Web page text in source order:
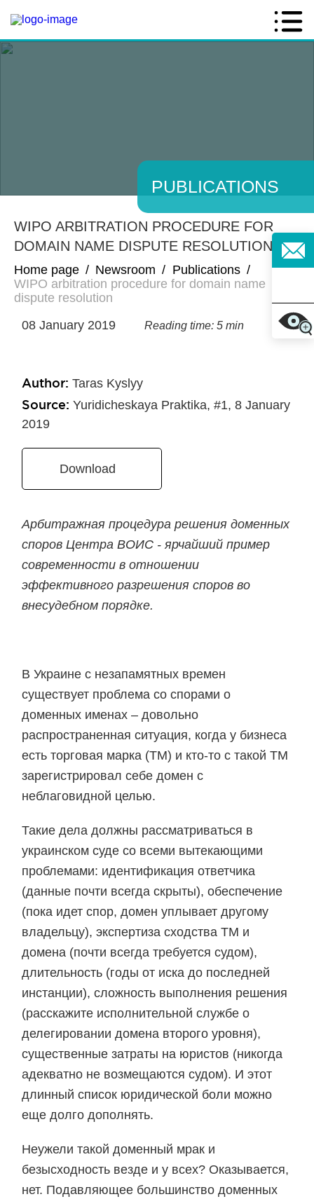
PUBLICATIONS
WIPO ARBITRATION PROCEDURE FOR
DOMAIN NAME DISPUTE RESOLUTION
Home page / Newsroom / Publications /
WIPO arbitration procedure for domain name
dispute resolution
08 January 2019
Reading time: 5 min
Author:Taras Kyslyy
Source:Yuridicheskaya Praktika, #1, 8 January
2019
Download
Арбитражная процедура решения доменных
споров Центра ВОИС - ярчайший пример
современности в отношении
эффективного разрешения споров во
внесудебном порядке.
В Украине с незапамятных времен
существует проблема со спорами о
доменных именах – довольно
распространенная ситуация, когда у бизнеса
есть торговая марка (ТМ) и кто-то с такой ТМ
зарегистрировал себе домен с
неблаговидной целью.
Такие дела должны рассматриваться в
украинском суде со всеми вытекающими
проблемами: идентификация ответчика
(данные почти всегда скрыты), обеспечение
(пока идет спор, домен уплывает другому
владельцу), экспертиза сходства ТМ и
домена (почти всегда требуется судом),
длительность (годы от иска до последней
инстанции), сложность выполнения решения
(расскажите исполнительной службе о
делегировании домена второго уровня),
существенные затраты на юристов (никогда
адекватно не возмещаются судом). И этот
длинный список юридической боли можно
еще долго дополнять.
Неужели такой доменный мрак и
безысходность везде и у всех? Оказывается,
нет. Подавляющее большинство доменных